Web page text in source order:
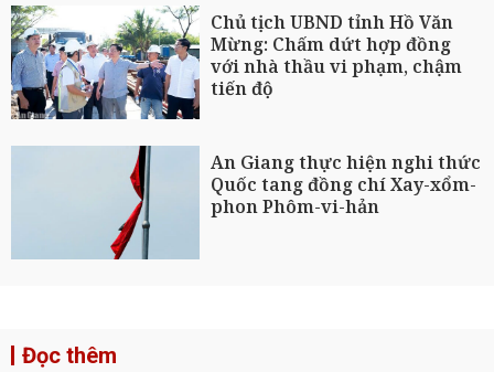
Chủ tịch UBND tỉnh Hồ Văn
Mừng: Chấm dứt hợp đồng
với nhà thầu vi phạm, chậm
tiến độ
An Giang thực hiện nghi thức
Quốc tang đồng chí Xay-xổm-
phon Phôm-vi-hản
Đọc thêm